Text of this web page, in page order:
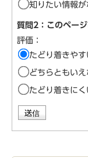
知りたい情報が
質問2：このペー
評価：
たどり着きやす
どちらともいえ
たどり着きにく